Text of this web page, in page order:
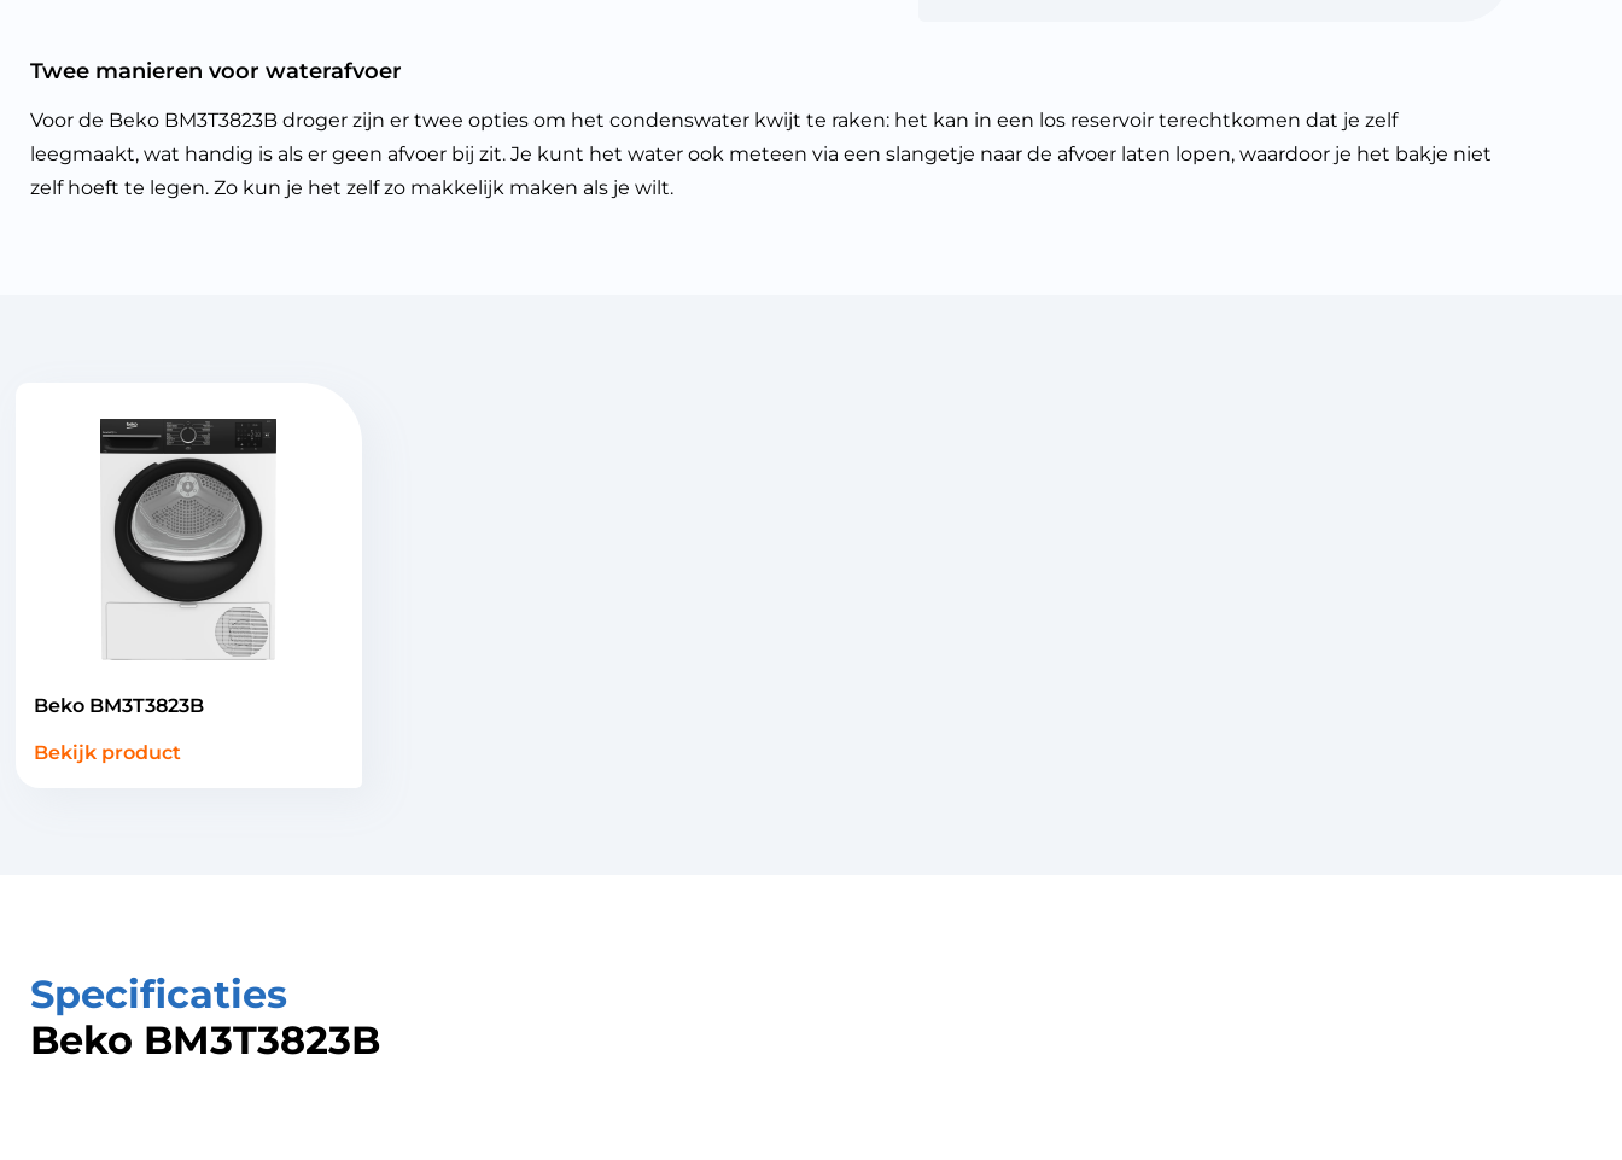
Twee manieren voor waterafvoer
Voor de Beko BM3T3823B droger zijn er twee opties om het condenswater kwijt te raken: het kan in een los reservoir terechtkomen dat je zelf
leegmaakt, wat handig is als er geen afvoer bij zit. Je kunt het water ook meteen via een slangetje naar de afvoer laten lopen, waardoor je het bakje niet
zelf hoeft te legen. Zo kun je het zelf zo makkelijk maken als je wilt.
Beko BM3T3823B
Bekijk product
Specificaties
Beko BM3T3823B